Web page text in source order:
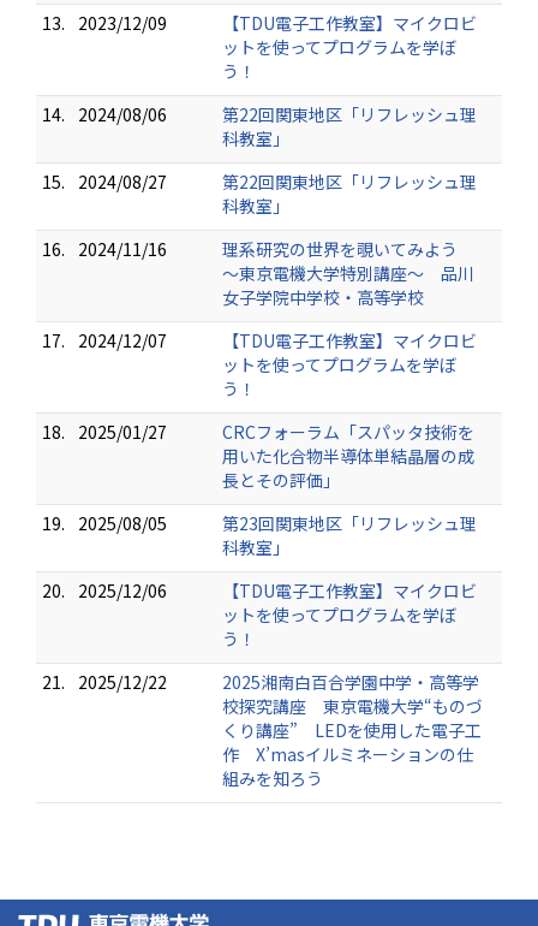
13.
2023/12/09
【TDU電子工作教室】マイクロビ
ットを使ってプログラムを学ぼ
う！
14.
2024/08/06
第22回関東地区「リフレッシュ理
科教室」
15.
2024/08/27
第22回関東地区「リフレッシュ理
科教室」
16.
2024/11/16
理系研究の世界を覗いてみよう
～東京電機大学特別講座～ 品川
女子学院中学校・高等学校
17.
2024/12/07
【TDU電子工作教室】マイクロビ
ットを使ってプログラムを学ぼ
う！
18.
2025/01/27
CRCフォーラム「スパッタ技術を
用いた化合物半導体単結晶層の成
長とその評価」
19.
2025/08/05
第23回関東地区「リフレッシュ理
科教室」
20.
2025/12/06
【TDU電子工作教室】マイクロビ
ットを使ってプログラムを学ぼ
う！
21.
2025/12/22
2025湘南白百合学園中学・高等学
校探究講座 東京電機大学“ものづ
くり講座” LEDを使用した電子工
作 X’masイルミネーションの仕
組みを知ろう